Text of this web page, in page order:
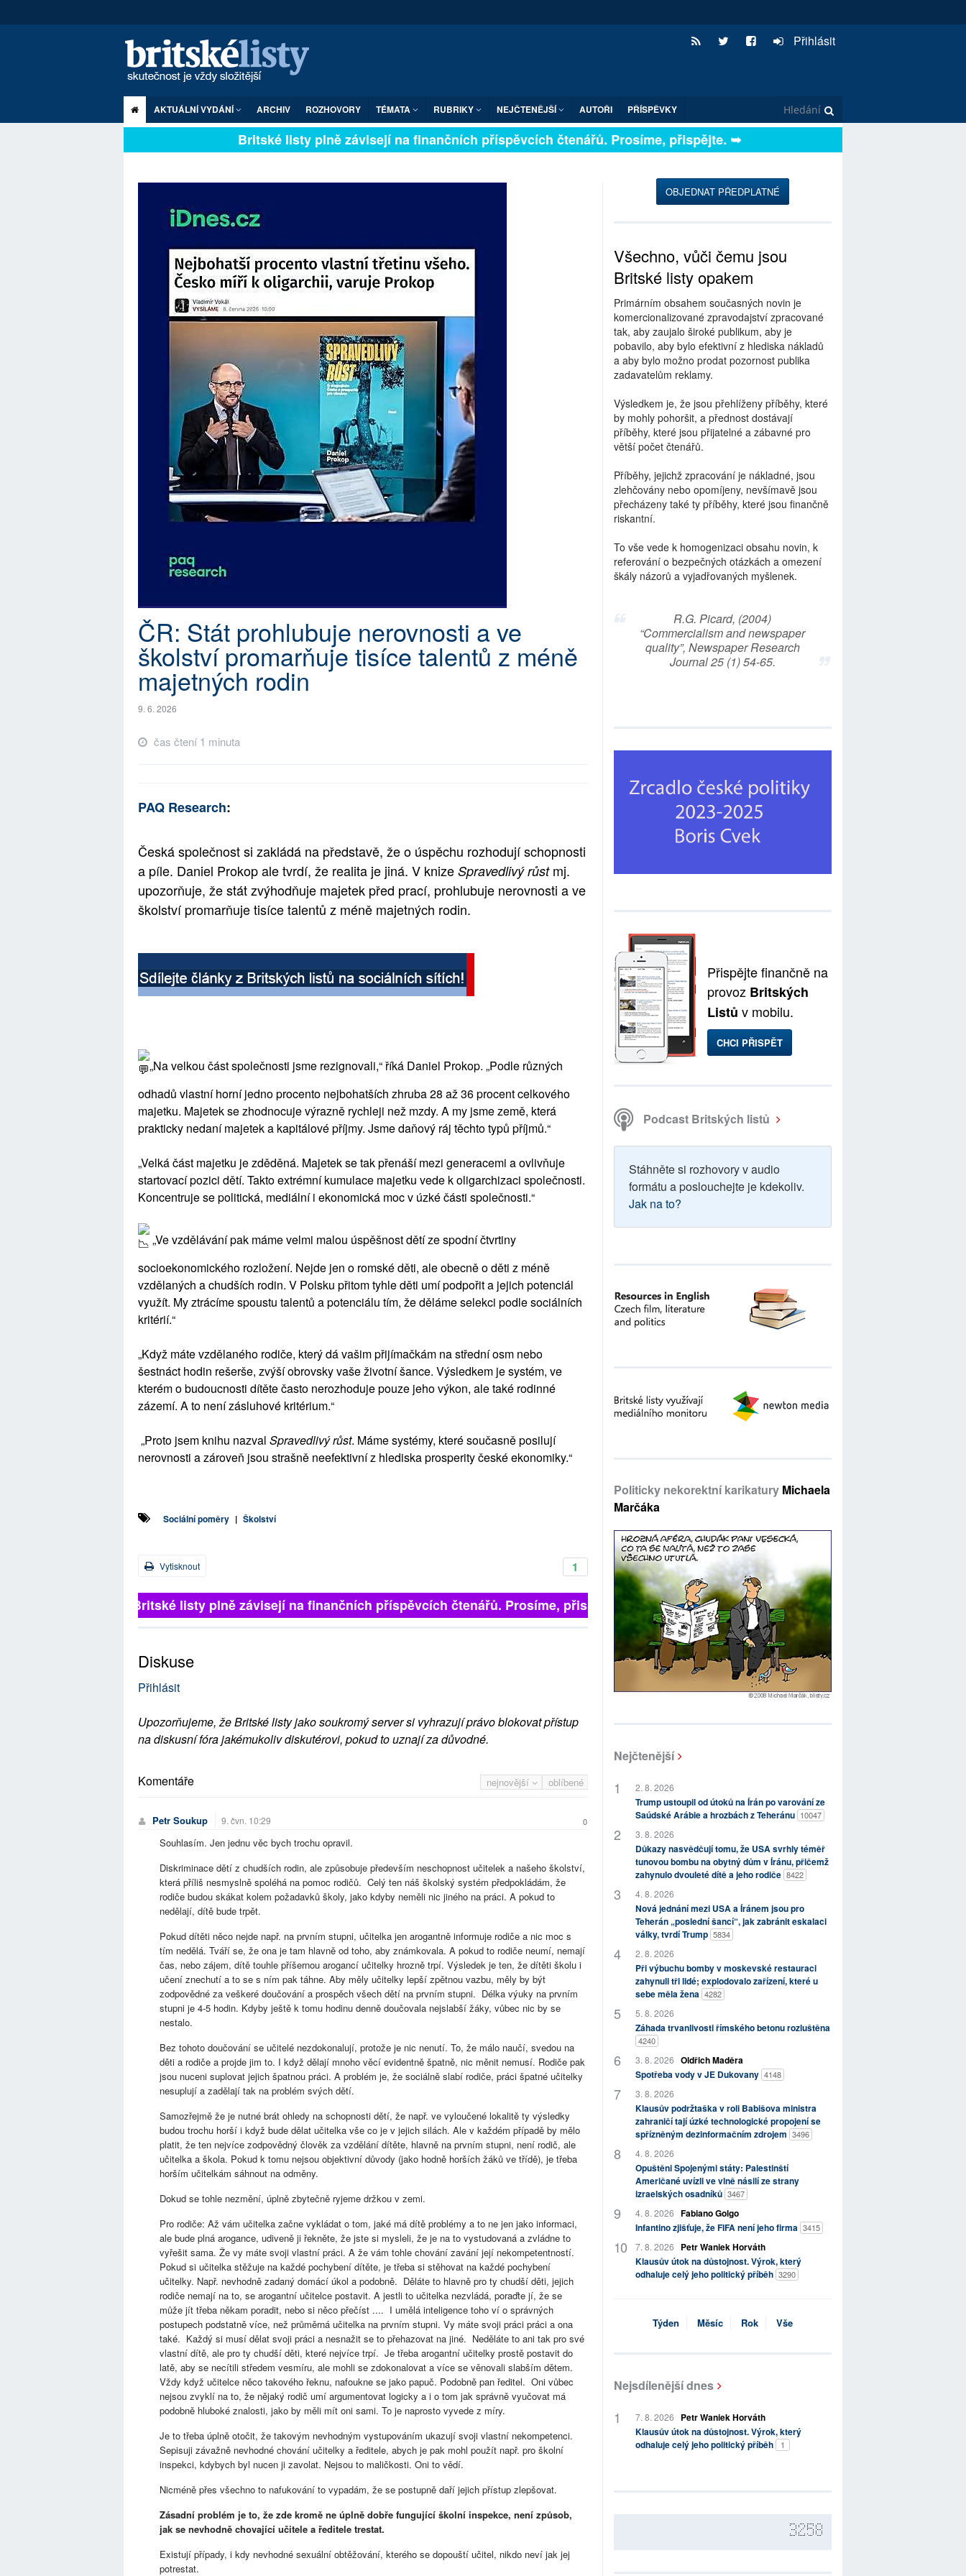
Přihlásit
AKTUÁLNÍ VYDÁNÍ ARCHIV ROZHOVORY TÉMATA RUBRIKY NEJČTENĚJŠÍ AUTOŘI PŘÍSPĚVKY
Britské listy plně závisejí na finančních příspěvcích čtenářů. Prosíme, přispějte. ➥
ČR: Stát prohlubuje nerovnosti a ve
školství promarňuje tisíce talentů z méně
majetných rodin
9. 6. 2026
čas čtení 1 minuta
PAQ Research:
Česká společnost si zakládá na představě, že o úspěchu rozhodují schopnosti
a píle. Daniel Prokop ale tvrdí, že realita je jiná. V knize Spravedlivý růstmj.
upozorňuje, že stát zvýhodňuje majetek před prací, prohlubuje nerovnosti a ve
školství promarňuje tisíce talentů z méně majetných rodin.
„Na velkou část společnosti jsme rezignovali,“ říká Daniel Prokop. „Podle různých
odhadů vlastní horní jedno procento nejbohatších zhruba 28 až 36 procent celkového
majetku. Majetek se zhodnocuje výrazně rychleji než mzdy. A my jsme země, která
prakticky nedaní majetek a kapitálové příjmy. Jsme daňový ráj těchto typů příjmů.“
„Velká část majetku je zděděná. Majetek se tak přenáší mezi generacemi a ovlivňuje
startovací pozici dětí. Takto extrémní kumulace majetku vede k oligarchizaci společnosti.
Koncentruje se politická, mediální i ekonomická moc v úzké části společnosti.“
„Ve vzdělávání pak máme velmi malou úspěšnost dětí ze spodní čtvrtiny
socioekonomického rozložení. Nejde jen o romské děti, ale obecně o děti z méně
vzdělaných a chudších rodin. V Polsku přitom tyhle děti umí podpořit a jejich potenciál
využít. My ztrácíme spoustu talentů a potenciálu tím, že děláme selekci podle sociálních
kritérií.“
„Když máte vzdělaného rodiče, který dá vašim přijímačkám na střední osm nebo
šestnáct hodin rešerše, zvýší obrovsky vaše životní šance. Výsledkem je systém, ve
kterém o budoucnosti dítěte často nerozhoduje pouze jeho výkon, ale také rodinné
zázemí. A to není zásluhové kritérium.“
„Proto jsem knihu nazval Spravedlivý růst. Máme systémy, které současně posilují
nerovnosti a zároveň jsou strašně neefektivní z hlediska prosperity české ekonomiky.“
Sociální poměry | Školství
1
Vytisknout
Britské listy plně závisejí na finančních příspěvcích čtenářů. Prosíme, přispějte. ➥
Diskuse
Přihlásit
Upozorňujeme, že Britské listy jako soukromý server si vyhrazují právo blokovat přístup
na diskusní fóra jakémukoliv diskutérovi, pokud to uznají za důvodné.
nejnovější oblíbené
Komentáře
Petr Soukup 9. čvn. 10:29 0
Souhlasím. Jen jednu věc bych trochu opravil.
Diskriminace dětí z chudších rodin, ale způsobuje především neschopnost učitelek a našeho školství,
která příliš nesmyslně spoléhá na pomoc rodičů. Celý ten náš školský systém předpokládám, že
rodiče budou skákat kolem požadavků školy, jako kdyby neměli nic jiného na práci. A pokud to
nedělají, dítě bude trpět.
Pokud dítěti něco nejde např. na prvním stupni, učitelka jen arogantně informuje rodiče a nic moc s
tím nedělá. Tváří se, že ona je tam hlavně od toho, aby známkovala. A pokud to rodiče neumí, nemají
čas, nebo zájem, dítě touhle příšernou arogancí učitelky hrozně trpí. Výsledek je ten, že dítěti školu i
učení znechutí a to se s ním pak táhne. Aby měly učitelky lepší zpětnou vazbu, měly by být
zodpovědné za veškeré doučování a prospěch všech dětí na prvním stupni. Délka výuky na prvním
stupni je 4-5 hodin. Kdyby ještě k tomu hodinu denně doučovala nejslabší žáky, vůbec nic by se
nestalo.
Bez tohoto doučování se učitelé nezdokonalují, protože je nic nenutí. To, že málo naučí, svedou na
děti a rodiče a projde jim to. I když dělají mnoho věcí evidentně špatně, nic měnit nemusí. Rodiče pak
jsou nuceni suplovat jejich špatnou práci. A problém je, že sociálně slabí rodiče, práci špatné učitelky
nesuplují a zadělají tak na problém svých dětí.
Samozřejmě že je nutné brát ohledy na schopnosti dětí, že např. ve vyloučené lokalitě ty výsledky
budou trochu horší i když bude dělat učitelka vše co je v jejich silách. Ale v každém případě by mělo
platit, že ten nejvíce zodpovědný člověk za vzdělání dítěte, hlavně na prvním stupni, není rodič, ale
učitelka a škola. Pokud k tomu nejsou objektivní důvody (jako hodně horších žáků ve třídě), je třeba
horším učitelkám sáhnout na odměny.
Dokud se tohle nezmění, úplně zbytečně ryjeme držkou v zemi.
Pro rodiče: Až vám učitelka začne vykládat o tom, jaké má dítě problémy a to ne jen jako informaci,
ale bude plná arogance, udiveně ji řekněte, že jste si mysleli, že je na to vystudovaná a zvládne to
vyřešit sama. Že vy máte svoji vlastní práci. A že vám tohle chování zavání její nekompetentností.
Pokud si učitelka stěžuje na každé pochybení dítěte, je třeba si stěhovat na každé pochybení
učitelky. Např. nevhodně zadaný domácí úkol a podobně. Děláte to hlavně pro ty chudší děti, jejich
rodiče nemají na to, se arogantní učitelce postavit. A jestli to učitelka nezvládá, poraďte jí, že se
může jít třeba někam poradit, nebo si něco přečíst .... I umělá inteligence toho ví o správných
postupech podstatně více, než průměrná učitelka na prvním stupni. Vy máte svoji práci práci a ona
také. Každý si musí dělat svoji práci a nesnažit se to přehazovat na jiné. Neděláte to ani tak pro své
vlastní dítě, ale pro ty chudší děti, které nejvíce trpí. Je třeba arogantní učitelky prostě postavit do
latě, aby se necítili středem vesmíru, ale mohli se zdokonalovat a více se věnovali slabším dětem.
Vždy když učitelce něco takového řeknu, nafoukne se jako papuč. Podobně pan ředitel. Oni vůbec
nejsou zvyklí na to, že nějaký rodič umí argumentovat logicky a i o tom jak správně vyučovat má
podobně hluboké znalosti, jako by měli mít oni sami. To je naprosto vyvede z míry.
Je to třeba úplně otočit, že takovým nevhodným vystupováním ukazují svoji vlastní nekompetenci.
Sepisuji závažně nevhodné chování učitelky a ředitele, abych je pak mohl použít např. pro školní
inspekci, kdybych byl nucen ji zavolat. Nejsou to maličkosti. Oni to vědí.
Nicméně přes všechno to nafukování to vypadám, že se postupně daří jejich přístup zlepšovat.
Zásadní problém je to, že zde kromě ne úplně dobře fungující školní inspekce, není způsob,
jak se nevhodně chovající učitele a ředitele trestat.
Existují případy, i kdy nevhodné sexuální obtěžování, kterého se dopouští učitel, nikdo neví jak jej
potrestat.
OBJEDNAT PŘEDPLATNÉ
Všechno, vůči čemu jsou
Britské listy opakem
Primárním obsahem současných novin je
komercionalizované zpravodajství zpracované
tak, aby zaujalo široké publikum, aby je
pobavilo, aby bylo efektivní z hlediska nákladů
a aby bylo možno prodat pozornost publika
zadavatelům reklamy.
Výsledkem je, že jsou přehlíženy příběhy, které
by mohly pohoršit, a přednost dostávají
příběhy, které jsou přijatelné a zábavné pro
větší počet čtenářů.
Příběhy, jejichž zpracování je nákladné, jsou
zlehčovány nebo opomíjeny, nevšímavě jsou
přecházeny také ty příběhy, které jsou finančně
riskantní.
To vše vede k homogenizaci obsahu novin, k
referování o bezpečných otázkách a omezení
škály názorů a vyjadřovaných myšlenek.
R.G. Picard, (2004)
“Commercialism and newspaper
quality”, Newspaper Research
Journal 25 (1) 54-65.
Přispějte finančně na
provoz Britských
Listů v mobilu.
CHCI PŘISPĚT
Podcast Britských listů
Stáhněte si rozhovory v audio
formátu a poslouchejte je kdekoliv.
Jak na to?
Politicky nekorektní karikatury Michaela
Marčáka
Nejčtenější
2. 8. 2026
Trump ustoupil od útoků na Írán po varování ze
Saúdské Arábie a hrozbách z Teheránu 10047
3. 8. 2026
Důkazy nasvědčují tomu, že USA svrhly téměř
tunovou bombu na obytný dům v Íránu, přičemž
zahynulo dvouleté dítě a jeho rodiče 8422
4. 8. 2026
Nová jednání mezi USA a Íránem jsou pro
Teherán „poslední šancí“, jak zabránit eskalaci
války, tvrdí Trump 5834
2. 8. 2026
Při výbuchu bomby v moskevské restauraci
zahynuli tři lidé; explodovalo zařízení, které u
sebe měla žena 4282
5. 8. 2026
Záhada trvanlivosti římského betonu rozluštěna
4240
3. 8. 2026 Oldřich Maděra
Spotřeba vody v JE Dukovany 4148
3. 8. 2026
Klausův podržtaška v roli Babišova ministra
zahraničí tají úzké technologické propojení se
spřízněným dezinformačním zdrojem 3496
4. 8. 2026
Opuštěni Spojenými státy: Palestinští
Američané uvízli ve vlně násilí ze strany
izraelských osadníků 3467
4. 8. 2026 Fabiano Golgo
Infantino zjišťuje, že FIFA není jeho firma 3415
7. 8. 2026
Petr Waniek Horváth
Klausův útok na důstojnost. Výrok, který
odhaluje celý jeho politický příběh 3290
Týden Měsíc Rok Vše
Nejsdílenější dnes
7. 8. 2026
Petr Waniek Horváth
Klausův útok na důstojnost. Výrok, který
odhaluje celý jeho politický příběh
1
3258